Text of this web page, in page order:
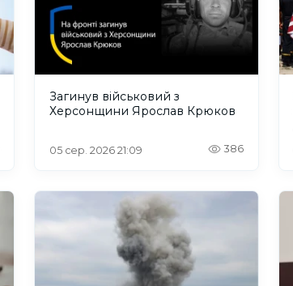
Загинув військовий з
Херсонщини Ярослав Крюков
05 сер. 2026 21:09 386